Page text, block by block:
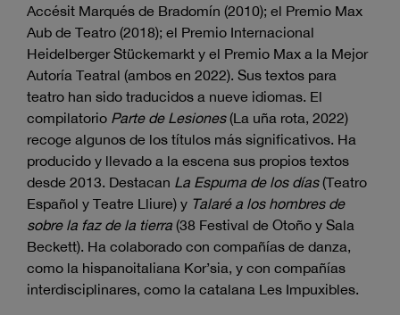
Accésit Marqués de Bradomín (2010); el Premio Max
Aub de Teatro (2018); el Premio Internacional
Heidelberger Stückemarkt y el Premio Max a la Mejor
Autoría Teatral (ambos en 2022). Sus textos para
teatro han sido traducidos a nueve idiomas. El
compilatorio Parte de Lesiones(La uña rota, 2022)
recoge algunos de los títulos más significativos. Ha
producido y llevado a la escena sus propios textos
desde 2013. Destacan La Espuma de los días(Teatro
Español y Teatre Lliure) y Talaré a los hombres de
sobre la faz de la tierra (38 Festival de Otoño y Sala
Beckett). Ha colaborado con compañías de danza,
como la hispanoitaliana Kor’sia, y con compañías
interdisciplinares, como la catalana Les Impuxibles.